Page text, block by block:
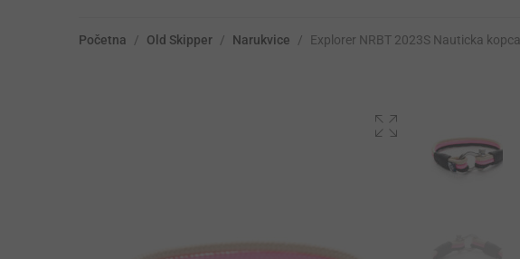
Početna / Old Skipper / Narukvice / Explorer NRBT 2023S Nauticka kopca